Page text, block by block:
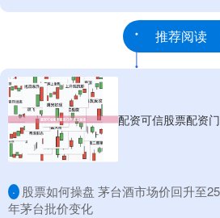
推荐阅读
配资可信股票配资
· 股票如何操盘 茅台酒市场价回升至
年茅台批价变化